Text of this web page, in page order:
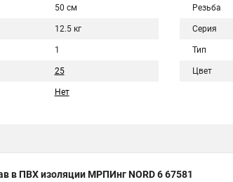
50 см
12.5 кг
1
25
Нет
Резьба
Серия
Тип
Цвет
в ПВХ изоляции МРПИнг NORD 6 67581